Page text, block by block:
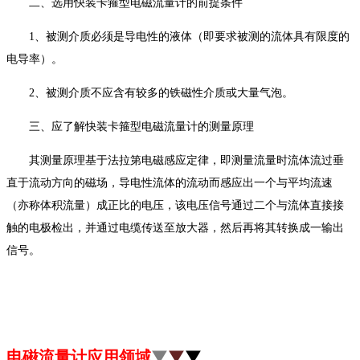
二、选用快装卡箍型电磁流量计的前提条件
1、被测介质必须是导电性的液体（即要求被测的流体具有限度的
电导率）。
2、被测介质不应含有较多的铁磁性介质或大量气泡。
三、应了解快装卡箍型电磁流量计的测量原理
其测量原理基于法拉第电磁感应定律，即测量流量时流体流过垂
直于流动方向的磁场，导电性流体的流动而感应出一个与平均流速
（亦称体积流量）成正比的电压，该电压信号通过二个与流体直接接
触的电极检出，并通过电缆传送至放大器，然后再将其转换成一输出
信号。